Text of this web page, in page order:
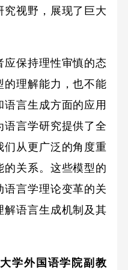
究视野，展现了巨大
保持理性审慎的态
的理解能力，也不能
言生成方面的应用
语言学研究提供了全
们从更广泛的角度重
的关系。这些模型的
语言学理论变革的关
解语言生成机制及其
外国语学院副教